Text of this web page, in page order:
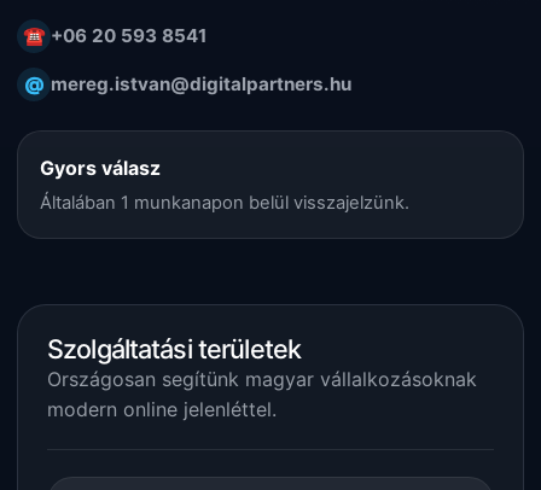
☎ +06 20 593 8541
@ mereg.istvan@digitalpartners.hu
Gyors válasz
Általában 1 munkanapon belül visszajelzünk.
Szolgáltatási területek
Országosan segítünk magyar vállalkozásoknak
modern online jelenléttel.